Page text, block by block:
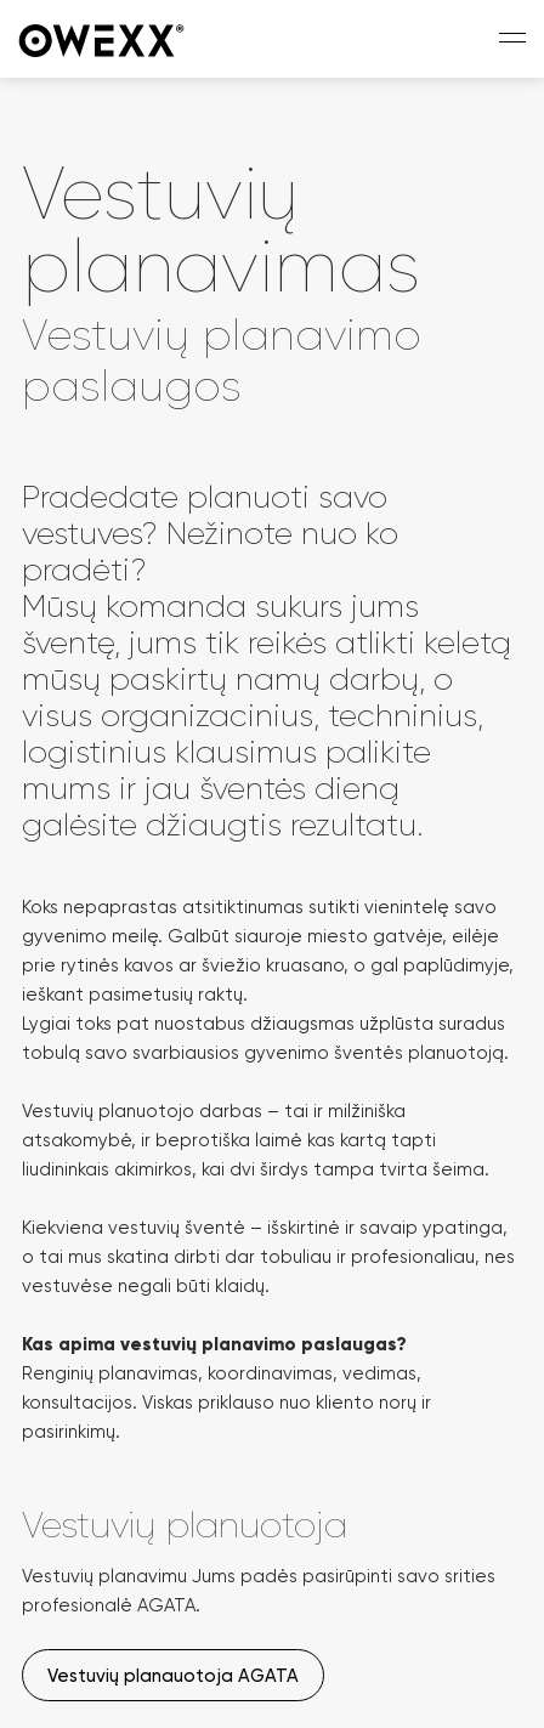
Vestuvių
planavimas
Vestuvių planavimo
paslaugos
Pradedate planuoti savo
vestuves? Nežinote nuo ko
pradėti?
Mūsų komanda sukurs jums
šventę, jums tik reikės atlikti keletą
mūsų paskirtų namų darbų, o
visus organizacinius, techninius,
logistinius klausimus palikite
mums ir jau šventės dieną
galėsite džiaugtis rezultatu.
Koks nepaprastas atsitiktinumas sutikti vienintelę savo
gyvenimo meilę. Galbūt siauroje miesto gatvėje, eilėje
prie rytinės kavos ar šviežio kruasano, o gal paplūdimyje,
ieškant pasimetusių raktų.
Lygiai toks pat nuostabus džiaugsmas užplūsta suradus
tobulą savo svarbiausios gyvenimo šventės planuotoją.
Vestuvių planuotojo darbas – tai ir milžiniška
atsakomybė, ir beprotiška laimė kas kartą tapti
liudininkais akimirkos, kai dvi širdys tampa tvirta šeima.
Kiekviena vestuvių šventė – išskirtinė ir savaip ypatinga,
o tai mus skatina dirbti dar tobuliau ir profesionaliau, nes
vestuvėse negali būti klaidų.
Kas apima vestuvių planavimo paslaugas?
Renginių planavimas, koordinavimas, vedimas,
konsultacijos. Viskas priklauso nuo kliento norų ir
pasirinkimų.
Vestuvių planuotoja
Vestuvių planavimu Jums padės pasirūpinti savo srities
profesionalė AGATA.
Vestuvių planauotoja AGATA